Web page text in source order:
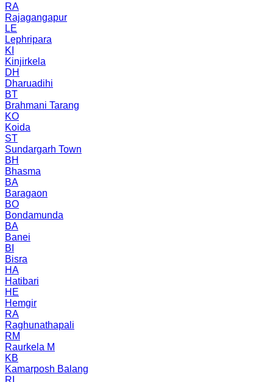
RA
Rajagangapur
LE
Lephripara
KI
Kinjirkela
DH
Dharuadihi
BT
Brahmani Tarang
KO
Koida
ST
Sundargarh Town
BH
Bhasma
BA
Baragaon
BO
Bondamunda
BA
Banei
BI
Bisra
HA
Hatibari
HE
Hemgir
RA
Raghunathapali
RM
Raurkela M
KB
Kamarposh Balang
RI